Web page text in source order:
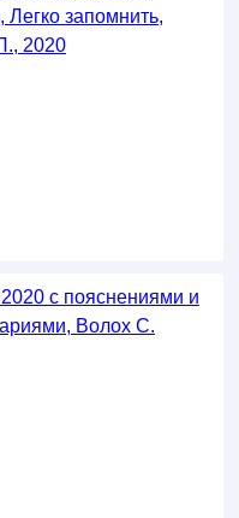
Легко запомнить,
2020
с пояснениями и
Волох С.